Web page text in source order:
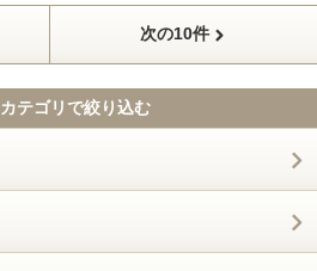
次の10件
カテゴリで絞り込む